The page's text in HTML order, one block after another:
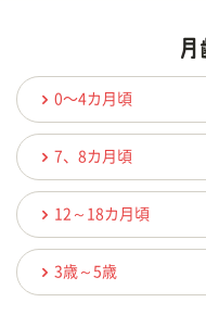
0〜4カ月頃
7、8カ月頃
12～18カ月頃
3歳～5歳